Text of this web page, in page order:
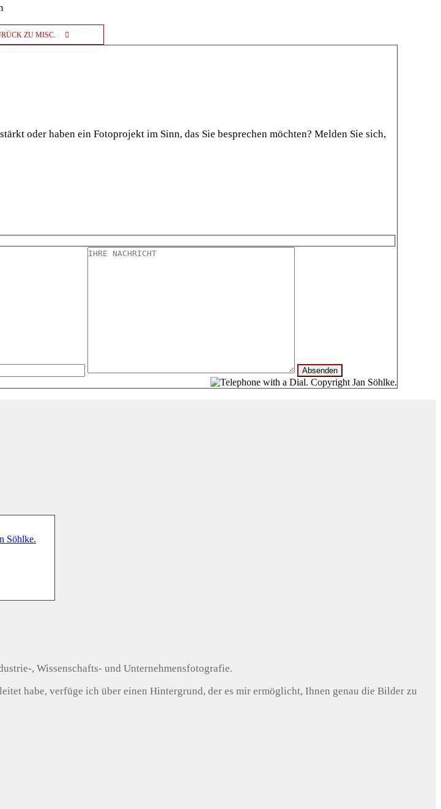
ZU MISC.
oder haben ein Fotoprojekt im Sinn, das Sie besprechen möchten? Melden Sie sich,
, Wissenschafts- und Unternehmensfotografie.
habe, verfüge ich über einen Hintergrund, der es mir ermöglicht, Ihnen genau die Bilder zu